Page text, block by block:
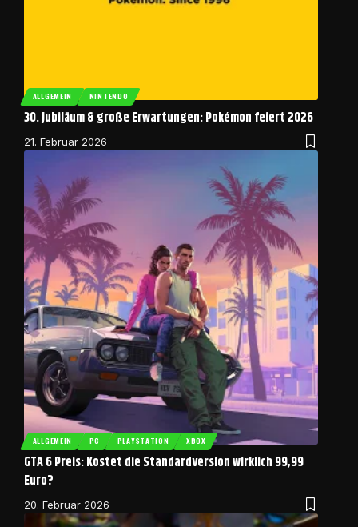
ALLGEMEIN NINTENDO
30. Jubiläum & große Erwartungen: Pokémon feiert 2026
21. Februar 2026
ALLGEMEIN PC PLAYSTATION XBOX
GTA 6 Preis: Kostet die Standardversion wirklich 99,99
Euro?
20. Februar 2026